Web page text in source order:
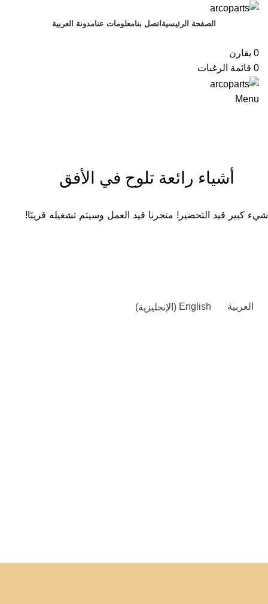
الصفحة الرئيسية اتصل بنامعلومات عنامدونة العربية
0 يقارن
0 قائمة الرغبات
Menu
أشياء رائعة تلوح في الأفق
شيء كبير قيد التحضير! متجرنا قيد العمل وسيتم تشغيله قريبًا!
العربية English
(الإنجليزية)